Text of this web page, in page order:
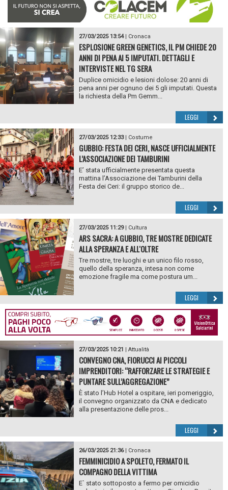
27/03/2025 13:54| Cronaca
ESPLOSIONE GREEN GENETICS, IL PM CHIEDE 20
ANNI DI PENA AI 5 IMPUTATI. DETTAGLI E
INTERVISTE NEL TG SERA
Duplice omicidio e lesioni dolose: 20 anni di
pena anni per ognuno dei 5 gli imputati. Questa
la richiesta della Pm Gemm...
LEGGI
27/03/2025 12:33| Costume
GUBBIO: FESTA DEI CERI, NASCE UFFICIALMENTE
L’ASSOCIAZIONE DEI TAMBURINI
E’ stata ufficialmente presentata questa
mattina l’Associazione dei Tamburini della
Festa dei Ceri: il gruppo storico de...
LEGGI
27/03/2025 11:29| Cultura
ARS SACRA: A GUBBIO, TRE MOSTRE DEDICATE
ALLA SPERANZA E ALL'OLTRE
Tre mostre, tre luoghi e un unico filo rosso,
quello della speranza, intesa non come
emozione fragile ma come postura um...
LEGGI
27/03/2025 10:21 | Attualità
CONVEGNO CNA, FIORUCCI AI PICCOLI
IMPRENDITORI: “RAFFORZARE LE STRATEGIE E
PUNTARE SULL’AGGREGAZIONE”
È stato l’Hub Hotel a ospitare, ieri pomeriggio,
il convegno organizzato da CNA e dedicato
alla presentazione delle pros...
LEGGI
26/03/2025 21:36| Cronaca
FEMMINICIDIO A SPOLETO, FERMATO IL
COMPAGNO DELLA VITTIMA
E` stato sottoposto a fermo per omicidio